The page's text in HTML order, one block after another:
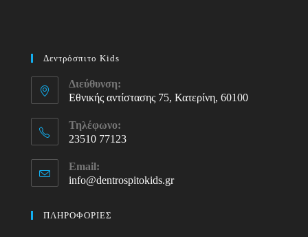
Δεντρόσπιτο Kids
Διεύθυνση:
Εθνικής αντίστασης 75, Κατερίνη, 60100
Τηλέφωνο:
23510 77123
in
your
Email:
info@dentrospitokids.grOpens
ΠΛΗΡΟΦΟΡΙΕΣ